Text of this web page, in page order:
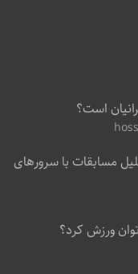
است؟
مسابقات با سرورهای
ورزش کرد؟